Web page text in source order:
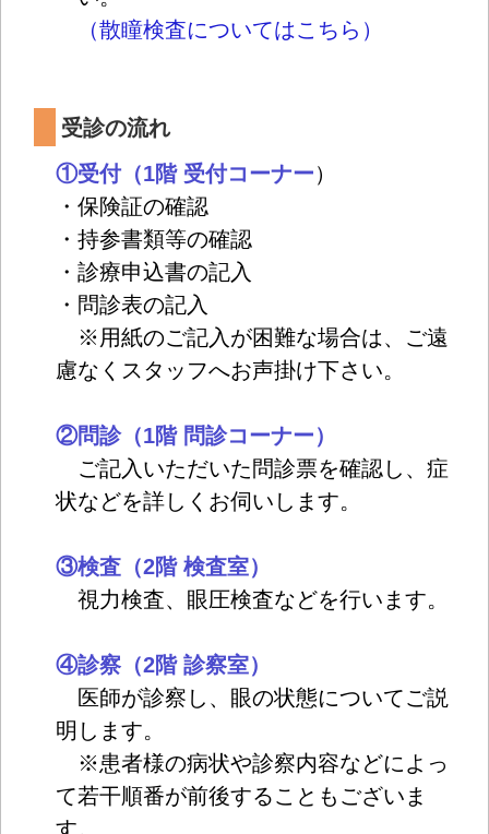
（散瞳検査についてはこちら ）
受診の流れ
①受付（1階 受付コーナー）
・保険証の確認
・持参書類等の確認
・診療申込書の記入
・問診表の記入
※用紙のご記入が困難な場合は、ご遠
慮なくスタッフへお声掛け下さい。
②問診（1階 問診コーナー）
ご記入いただいた問診票を確認し、症
状などを詳しくお伺いします。
③検査（2階 検査室）
視力検査、眼圧検査などを行います。
④診察（2階 診察室）
医師が診察し、眼の状態についてご説
明します。
※患者様の病状や診察内容などによっ
て若干順番が前後することもございま
す。